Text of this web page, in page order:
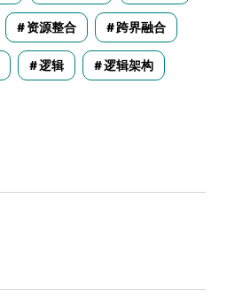
资源整合 跨界融合
逻辑 逻辑架构